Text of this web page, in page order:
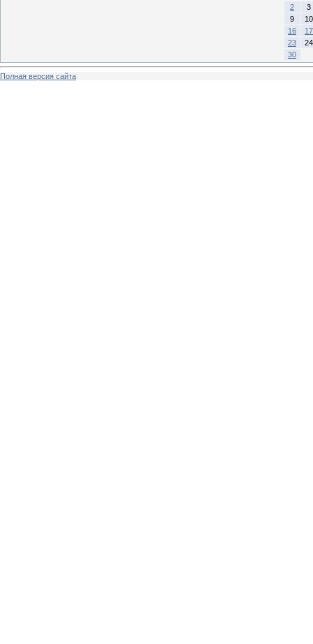
2
3
9
10
16
17
23
24
30
Полная версия сайта